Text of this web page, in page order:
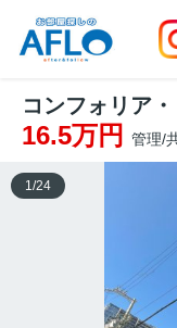
コンフォリア
16.5万円 管理/
1 /24